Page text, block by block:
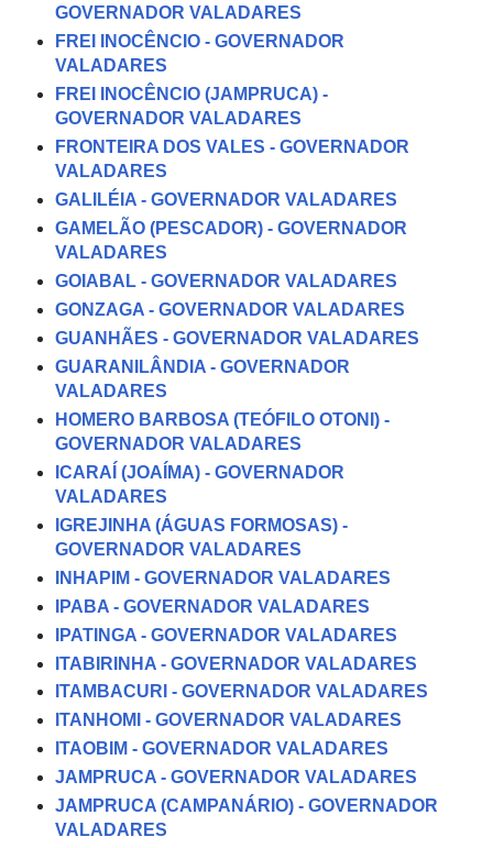
GOVERNADOR VALADARES
FREI INOCÊNCIO - GOVERNADOR
VALADARES
FREI INOCÊNCIO (JAMPRUCA) -
GOVERNADOR VALADARES
FRONTEIRA DOS VALES - GOVERNADOR
VALADARES
GALILÉIA - GOVERNADOR VALADARES
GAMELÃO (PESCADOR) - GOVERNADOR
VALADARES
GOIABAL - GOVERNADOR VALADARES
GONZAGA - GOVERNADOR VALADARES
GUANHÃES - GOVERNADOR VALADARES
GUARANILÂNDIA - GOVERNADOR
VALADARES
HOMERO BARBOSA (TEÓFILO OTONI) -
GOVERNADOR VALADARES
ICARAÍ (JOAÍMA) - GOVERNADOR
VALADARES
IGREJINHA (ÁGUAS FORMOSAS) -
GOVERNADOR VALADARES
INHAPIM - GOVERNADOR VALADARES
IPABA - GOVERNADOR VALADARES
IPATINGA - GOVERNADOR VALADARES
ITABIRINHA - GOVERNADOR VALADARES
ITAMBACURI - GOVERNADOR VALADARES
ITANHOMI - GOVERNADOR VALADARES
ITAOBIM - GOVERNADOR VALADARES
JAMPRUCA - GOVERNADOR VALADARES
JAMPRUCA (CAMPANÁRIO) - GOVERNADOR
VALADARES